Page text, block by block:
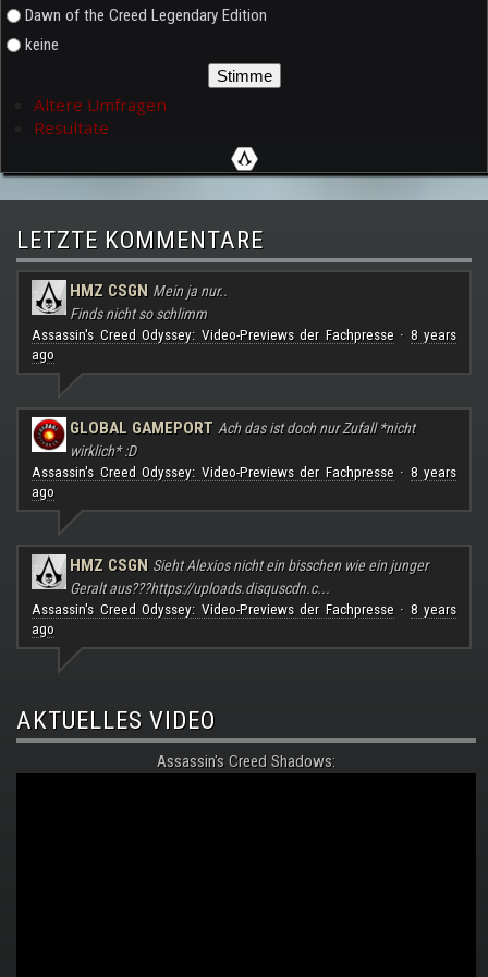
Dawn of the Creed Legendary Edition
keine
Ältere Umfragen
Resultate
LETZTE KOMMENTARE
HMZ CSGN Mein ja nur..
Finds nicht so schlimm
Assassin's Creed Odyssey: Video-Previews der Fachpresse· 8 years
ago
GLOBAL GAMEPORT Ach das ist doch nur Zufall *nicht
wirklich* :D
Assassin's Creed Odyssey: Video-Previews der Fachpresse· 8 years
ago
HMZ CSGN Sieht Alexios nicht ein bisschen wie ein junger
Geralt aus???https://uploads.disquscdn.c...
Assassin's Creed Odyssey: Video-Previews der Fachpresse· 8 years
ago
AKTUELLES VIDEO
Assassin's Creed Shadows: